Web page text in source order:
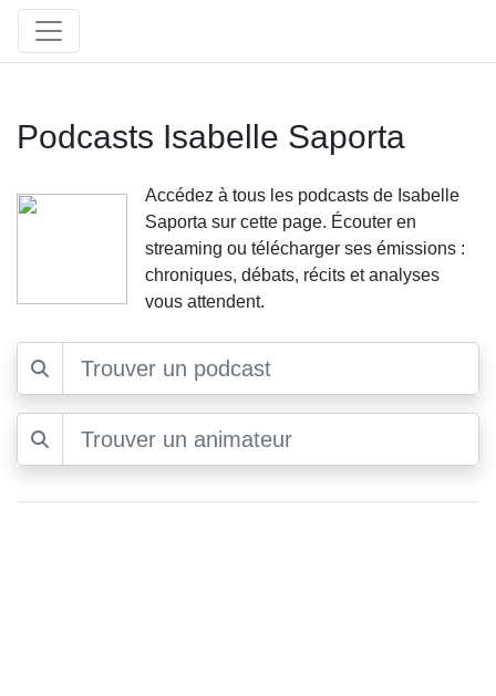
Podcasts Isabelle Saporta
Accédez à tous les podcasts de Isabelle
Saporta sur cette page. Écouter en
streaming ou télécharger ses émissions :
chroniques, débats, récits et analyses
vous attendent.